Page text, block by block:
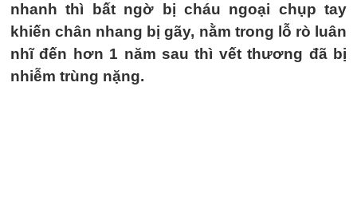
nhanh thì bất ngờ bị cháu ngoại chụp tay
khiến chân nhang bị gãy, nằm trong lỗ rò luân
nhĩ đến hơn 1 năm sau thì vết thương đã bị
nhiễm trùng nặng.